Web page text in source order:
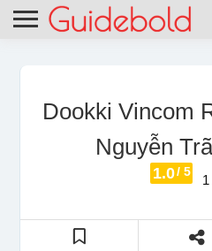
Dookki Vincom
Nguyễn
1.0/ 5
1